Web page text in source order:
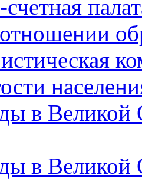
в Великой
в Великой